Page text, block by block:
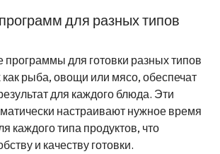
для разных типов
для готовки разных типов
как рыба, овощи или мясо, обеспечат
для каждого блюда. Эти
настраивают нужное время
каждого типа продуктов, что
и качеству готовки.